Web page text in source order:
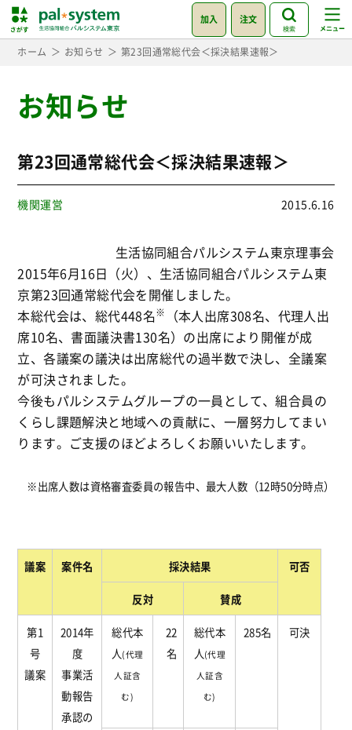
加入 注文
検索
ホーム お知らせ 第23回通常総代会＜採決結果速報＞
お知らせ
第23回通常総代会＜採決結果速報＞
機関運営 2015.6.16
生活協同組合パルシステム東京理事会
2015年6月16日（火）、生活協同組合パルシステム東
京第23回通常総代会を開催しました。
本総代会は、総代448名※
（本人出席308名、代理人出
席10名、書面議決書130名）の出席により開催が成
立、各議案の議決は出席総代の過半数で決し、全議案
が可決されました。
今後もパルシステムグループの一員として、組合員の
くらし課題解決と地域への貢献に、一層努力してまい
ります。ご支援のほどよろしくお願いいたします。
※出席人数は資格審査委員の報告中、最大人数（12時50分時点）
議案 案件名 採決結果 可否
反対 賛成
第1
号
議案
2014年
度
事業活
動報告
承認の
総代本
人(代理
人証含
む)
22
名
総代本
人(代理
人証含
む)
285名 可決